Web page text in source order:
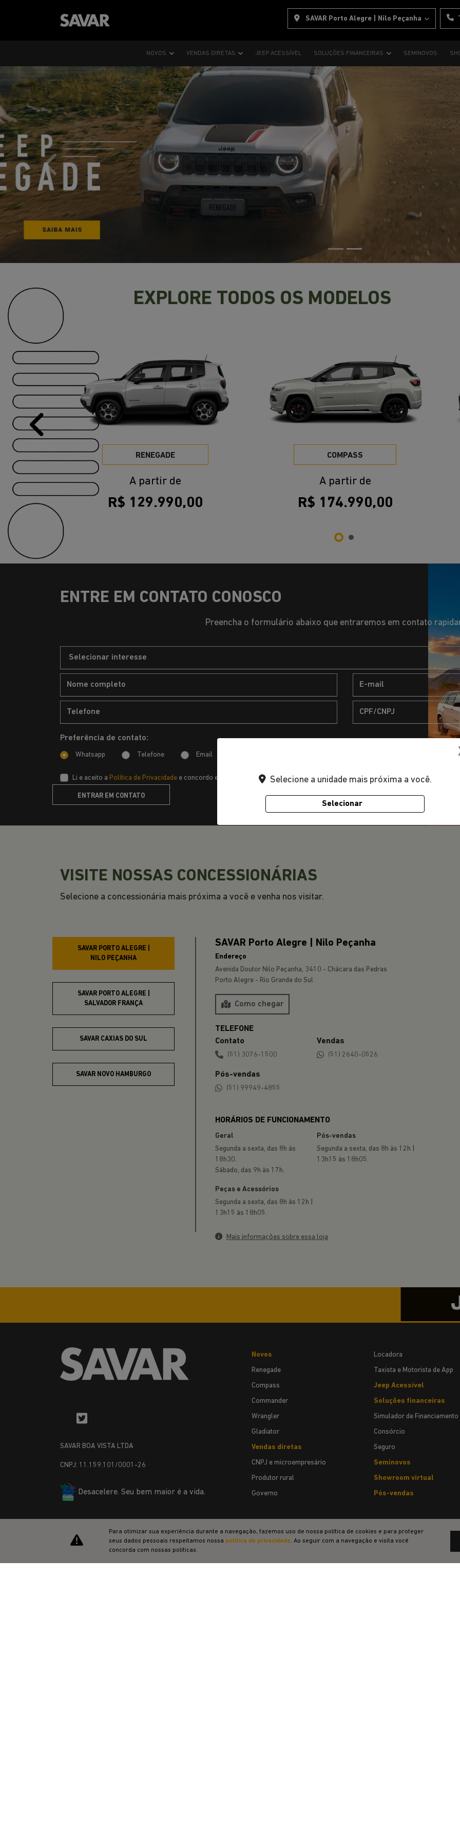
SAVAR Porto Alegre | Nilo Peçanha
NOVOS VENDAS DIRETAS JEEP ACESSÍVEL SOLUÇÕES FINANCEIRAS SEMINOVOS
templates.template-01.components.carousel.texts.control_prev
EXPLORE TODOS OS MODELOS
RENEGADE
A partir de
R$ 129.990,00
COMPASS
A partir de
R$ 174.990,00
Anterior
ENTRE EM CONTATO CONOSCO
Preencha o formulário abaixo que entraremos em contato
Preferência de contato:
Whatsapp Telefone Email
Li e aceito a Política de Privacidade e concordo em receber comunicações da concessionária.
ENTRAR EM CONTATO
VISITE NOSSAS CONCESSIONÁRIAS
Selecione a concessionária mais próxima a você e venha nos visitar.
SAVAR PORTO ALEGRE |
NILO PEÇANHA
SAVAR PORTO ALEGRE |
SALVADOR FRANÇA
SAVAR CAXIAS DO SUL
SAVAR NOVO HAMBURGO
SAVAR Porto Alegre | Nilo Peçanha
Endereço
Avenida Doutor Nilo Peçanha, 3410 - Chácara das Pedras
Porto Alegre - Rio Grande do Sul
Como chegar
Contato
(51) 3076-1500
Vendas
(51) 2640-0526
Pós-vendas
(51) 99949-4855
HORÁRIOS DE FUNCIONAMENTO
Geral
Segunda a sexta, das 8h às
18h30.
Sábado, das 9h às 17h.
Pós-vendas
Segunda a sexta, das 8h às 12h |
13h15 às 18h05.
Peças e Acessórios
Segunda a sexta, das 8h às 12h |
13h15 às 18h05.
Mais informações sobre essa loja
SAVAR BOA VISTA LTDA
CNPJ: 11.159.101/0001-26
Desacelere. Seu bem maior é a vida.
Novos
Renegade
Compass
Commander
Wrangler
Gladiator
Vendas diretas
CNPJ e microempresário
Produtor rural
Governo
Locadora
Taxista e Motorista de App
Jeep Acessível
Soluções financeiras
Simulador de Financiamento
Consórcio
Seguro
Seminovos
Showroom virtual
Pós-vendas
Selecione a unidade mais próxima a você.
Selecionar
Para otimizar sua experiência durante a navegação, fazemos uso de nossa política de cookies e para proteger
seus dados pessoais respeitamos nossa política de privacidade. Ao seguir com a navegação e visita você
concorda com nossas políticas.